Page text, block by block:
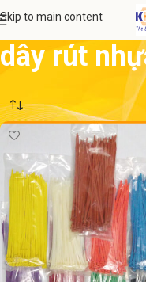
Skip to main content
dây rút